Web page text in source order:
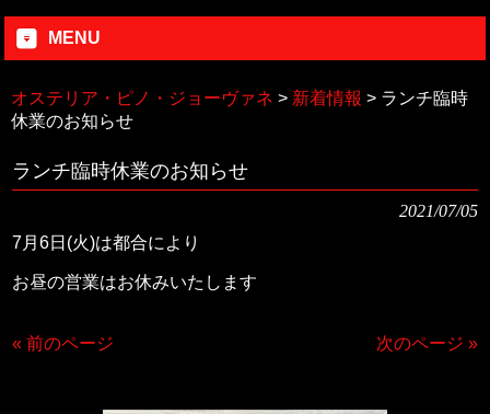
MENU
オステリア・ピノ・ジョーヴァネ > 新着情報 > ランチ臨時
休業のお知らせ
ランチ臨時休業のお知らせ
2021/07/05
7月6日(火)は都合により
お昼の営業はお休みいたします
« 前のページ 次のページ »